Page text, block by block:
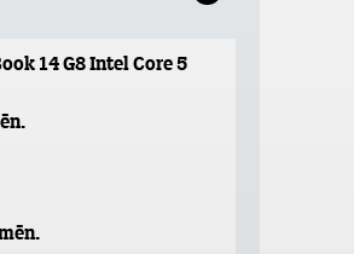
14 G8 Intel Core 5